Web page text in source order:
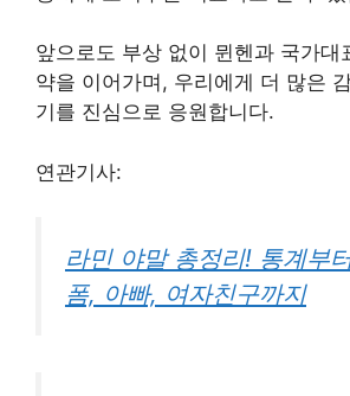
앞으로도 부상 없이 뮌헨과 국가대
약을 이어가며, 우리에게 더 많은
기를 진심으로 응원합니다.
연관기사:
라민 야말 총정리! 통계부
폼, 아빠, 여자친구까지